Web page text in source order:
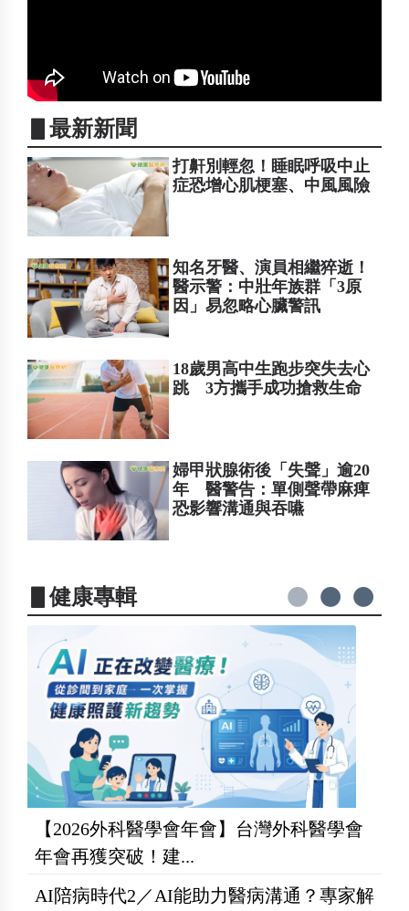
▋最新新聞
打鼾別輕忽！睡眠呼吸中止
症恐增心肌梗塞、中風風險
知名牙醫、演員相繼猝逝！
醫示警：中壯年族群「3原
因」易忽略心臟警訊
18歲男高中生跑步突失去心
跳 3方攜手成功搶救生命
婦甲狀腺術後「失聲」逾20
年 醫警告：單側聲帶麻痺
恐影響溝通與吞嚥
▋健康專輯
【2026外科醫學會年會】台灣外科醫學會
年會再獲突破！建...
AI陪病時代2／AI能助力醫病溝通？專家解